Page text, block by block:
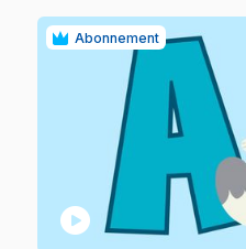
Abonnement
play_circle